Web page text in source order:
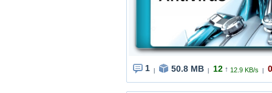
1 50.8 MB 12 ↑ 12.9 KB/s 0